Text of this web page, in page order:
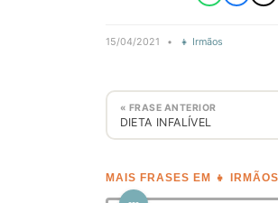
15/04/2021 • 👧 Irmãos
« FRASE ANTERIOR
DIETA INFALÍVEL
MAIS FRASES EM 👧 IRMÃOS